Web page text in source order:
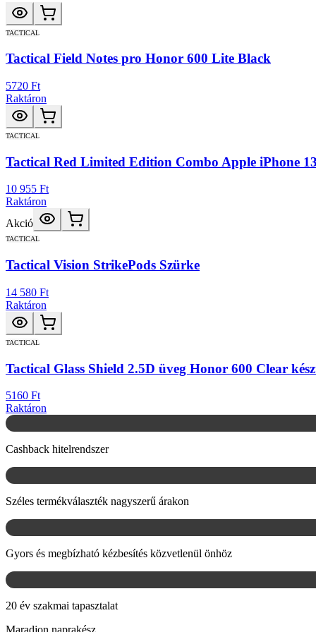
TACTICAL
Tactical Field Notes pro Honor 600 Lite Black
5720 Ft
Raktáron
TACTICAL
Tactical Red Limited Edition Combo Apple iPhone
10 955 Ft
Raktáron
Akció
TACTICAL
Tactical Vision StrikePods Szürke
14 580 Ft
Raktáron
TACTICAL
Tactical Glass Shield 2.5D üveg Honor 600 Clear
5160 Ft
Raktáron
Cashback hitelrendszer
Széles termékválaszték nagyszerű árakon
Gyors és megbízható kézbesítés közvetlenül önhöz
20 év szakmai tapasztalat